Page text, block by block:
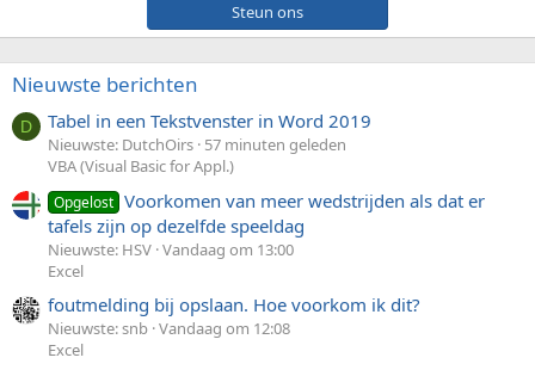
Steun ons
Nieuwste berichten
D Tabel in een Tekstvenster in Word 2019
Nieuwste: DutchOirs 57 minuten geleden
VBA (Visual Basic for Appl.)
Opgelost Voorkomen van meer wedstrijden als dat er
tafels zijn op dezelfde speeldag
Nieuwste: HSV Vandaag om 13:00
Excel
foutmelding bij opslaan. Hoe voorkom ik dit?
Nieuwste: snb Vandaag om 12:08
Excel